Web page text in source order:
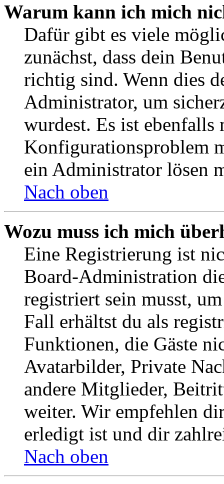
Warum kann ich mich
Dafür gibt es viele
zunächst, dass dein
richtig sind. Wenn dies
Administrator, um
wurdest. Es ist ebenfalls
Konfigurationsproblem
ein Administrator lösen
Nach oben
Wozu muss ich mich
Eine Registrierung ist
Board-Administration
registriert sein musst,
Fall erhältst du als
Funktionen, die Gäste
Avatarbilder, Private
andere Mitglieder,
weiter. Wir empfehlen
erledigt ist und dir
Nach oben